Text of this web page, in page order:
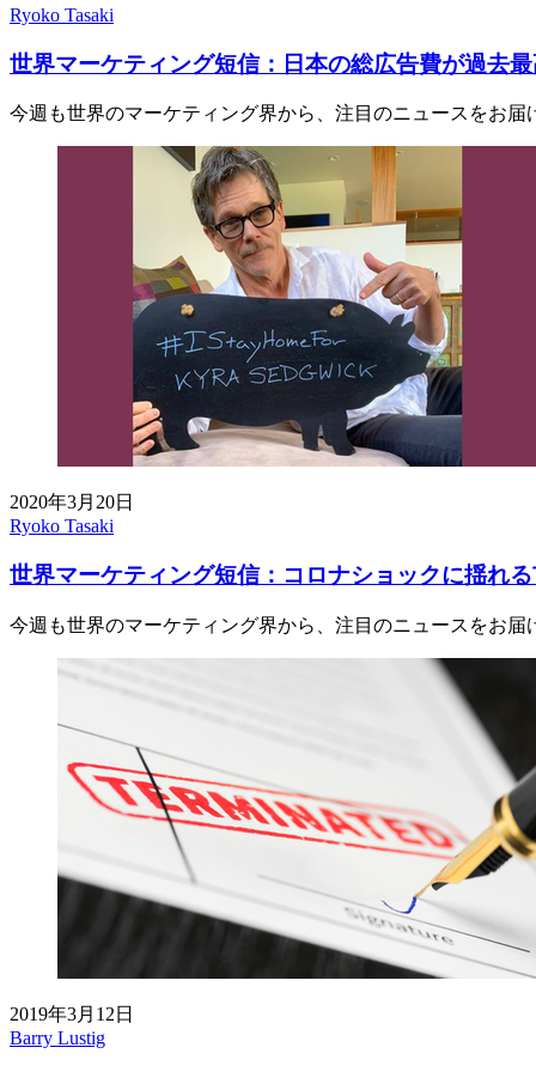
Ryoko Tasaki
世界マーケティング短信：日本の総広告費が過去
今週も世界のマーケティング界から、注目のニュースをお届
2020年3月20日
Ryoko Tasaki
世界マーケティング短信：コロナショックに揺れ
今週も世界のマーケティング界から、注目のニュースをお届
2019年3月12日
Barry Lustig